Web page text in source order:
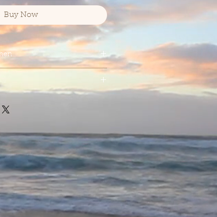
Buy Now
€ * / 1 Liter) inkl. MwSt.
Whisky. Laut dem
trockener Sherry
Rauchnote, dabei intensiven
perfekte Kombination. Wer
einmal genieße dürfte, wird
Barfach haben wollen!